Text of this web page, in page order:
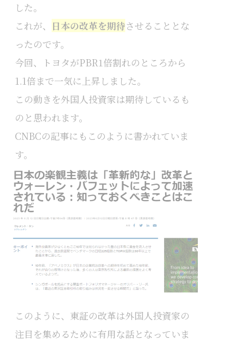
した。
これが、
日本の改革を期待させることとな
ったのです。
今回、トヨタがPBR1倍割れのところから
1.1倍まで一気に上昇しました。
この動きを外国人投資家は期待しているも
のと思われます。
CNBCの記事にもこのように書かれていま
す。
このように、東証の改革は外国人投資家の
注目を集めるために有用な話となっていま